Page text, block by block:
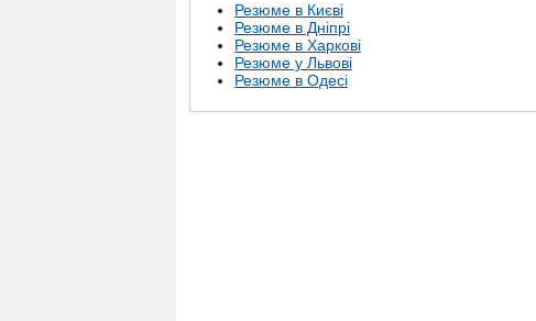
Резюме в Києві
Резюме в Дніпрі
Резюме в Харкові
Резюме у Львові
Резюме в Одесі